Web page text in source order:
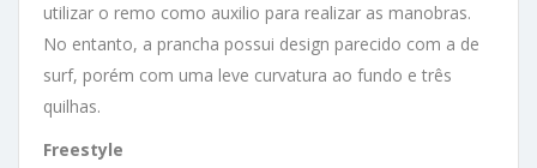
utilizar o remo como auxilio para realizar as manobras.
No entanto, a prancha possui design parecido com a de
surf, porém com uma leve curvatura ao fundo e três
quilhas.
Freestyle